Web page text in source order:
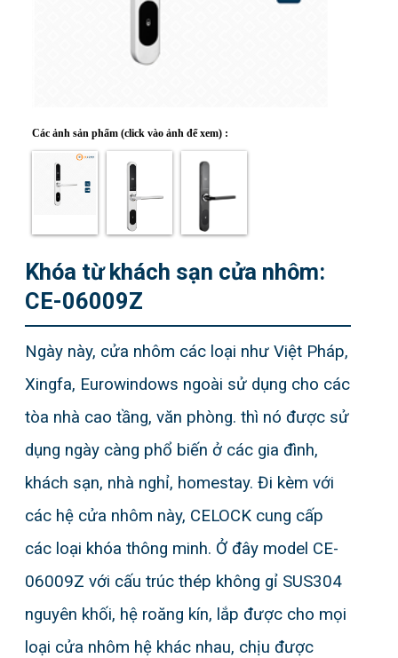
DỊCH VỤ
Đặt hàng
SẢN PHẨM
ĐẠI LÝ
CHÍNH SÁCH
Các ảnh sản phẩm (click vào ảnh để xem) :
Khóa từ khách sạn cửa nhôm:
CE-06009Z
Ngày này, cửa nhôm các loại như Việt Pháp,
Xingfa, Eurowindows ngoài sử dụng cho các
tòa nhà cao tầng, văn phòng. thì nó được sử
dụng ngày càng phổ biến ở các gia đình,
khách sạn, nhà nghỉ, homestay. Đi kèm với
các hệ cửa nhôm này, CELOCK cung cấp
các loại khóa thông minh. Ở đây model CE-
06009Z với cấu trúc thép không gỉ SUS304
nguyên khối, hệ roăng kín, lắp được cho mọi
loại cửa nhôm hệ khác nhau, chịu được